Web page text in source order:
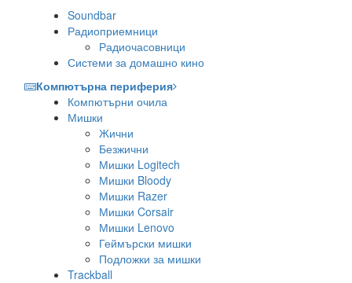
Soundbar
Радиоприемници
Радиочасовници
Системи за домашно кино
Компютърна периферия
Компютърни очила
Мишки
Жични
Безжични
Мишки Logitech
Мишки Bloody
Мишки Razer
Мишки Corsair
Мишки Lenovo
Геймърски мишки
Подложки за мишки
Trackball